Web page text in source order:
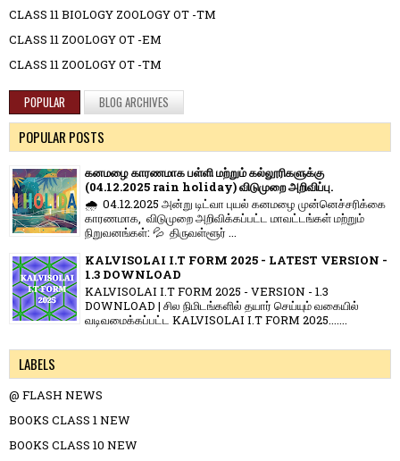
CLASS 11 BIOLOGY ZOOLOGY OT -TM
CLASS 11 ZOOLOGY OT -EM
CLASS 11 ZOOLOGY OT -TM
POPULAR BLOG ARCHIVES
POPULAR POSTS
கனமழை காரணமாக பள்ளி மற்றும் கல்லூரிகளுக்கு
(04.12.2025 rain holiday) விடுமுறை அறிவிப்பு.
🌧️ 04.12.2025 அன்று டிட்வா புயல் கனமழை முன்னெச்சரிக்கை
காரணமாக, விடுமுறை அறிவிக்கப்பட்ட மாவட்டங்கள் மற்றும்
நிறுவனங்கள்: 💦 திருவள்ளூர் ...
KALVISOLAI I.T FORM 2025 - LATEST VERSION -
1.3 DOWNLOAD
KALVISOLAI I.T FORM 2025 - VERSION - 1.3
DOWNLOAD | சில நிமிடங்களில் தயார் செய்யும் வகையில்
வடிவமைக்கப்பட்ட KALVISOLAI I.T FORM 2025.......
LABELS
@ FLASH NEWS
BOOKS CLASS 1 NEW
BOOKS CLASS 10 NEW